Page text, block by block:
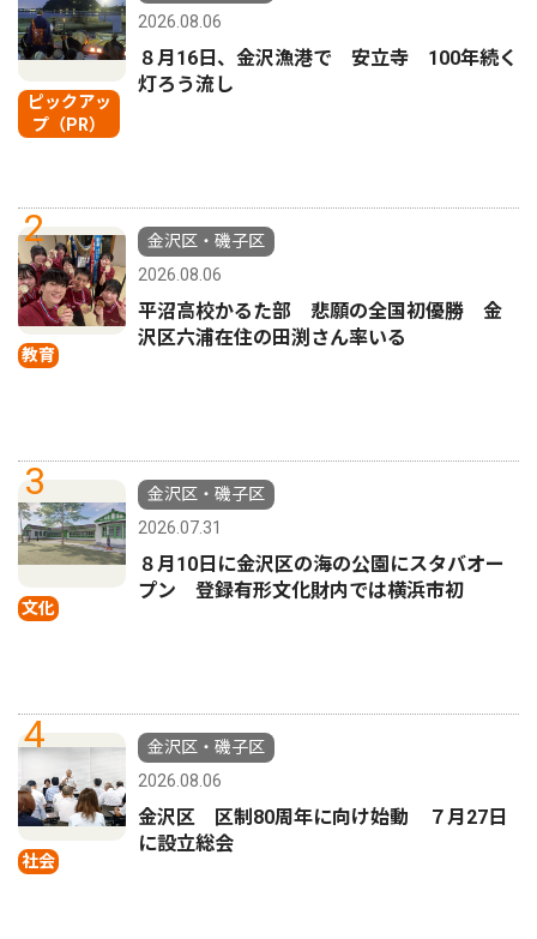
ピックアッ
プ（PR）
2026.08.06
８月16日、金沢漁港で 安立寺 100年続く
灯ろう流し
2
教育
金沢区・磯子区
2026.08.06
平沼高校かるた部 悲願の全国初優勝 金
沢区六浦在住の田渕さん率いる
3
文化
金沢区・磯子区
2026.07.31
８月10日に金沢区の海の公園にスタバオー
プン 登録有形文化財内では横浜市初
4
社会
金沢区・磯子区
2026.08.06
金沢区 区制80周年に向け始動 ７月27日
に設立総会